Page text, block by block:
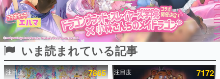
ピックアップ
いま読まれている記事
注目度 7865 注目度 7172